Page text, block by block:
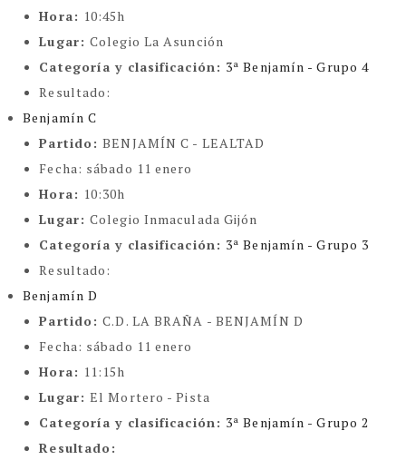
Hora: 10:45h
Lugar:Colegio La Asunción
Categoría y clasificación: 3ª Benjamín - Grupo 4
Resultado:
Benjamín C
Partido:BENJAMÍN C - LEALTAD
Fecha: sábado 11 enero
Hora: 10:30h
Lugar:Colegio Inmaculada Gijón
Categoría y clasificación: 3ª Benjamín - Grupo 3
Resultado:
Benjamín D
Partido:C.D. LA BRAÑA - BENJAMÍN D
Fecha: sábado 11 enero
Hora: 11:15h
Lugar:El Mortero - Pista
Categoría y clasificación: 3ª Benjamín - Grupo 2
Resultado: